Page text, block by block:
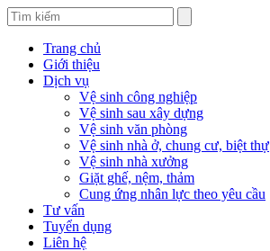
Trang chủ
Giới thiệu
Dịch vụ
Vệ sinh công nghiệp
Vệ sinh sau xây dựng
Vệ sinh văn phòng
Vệ sinh nhà ở, chung cư, biệt thự
Vệ sinh nhà xưởng
Giặt ghế, nệm, thảm
Cung ứng nhân lực theo yêu cầu
Tư vấn
Tuyển dụng
Liên hệ